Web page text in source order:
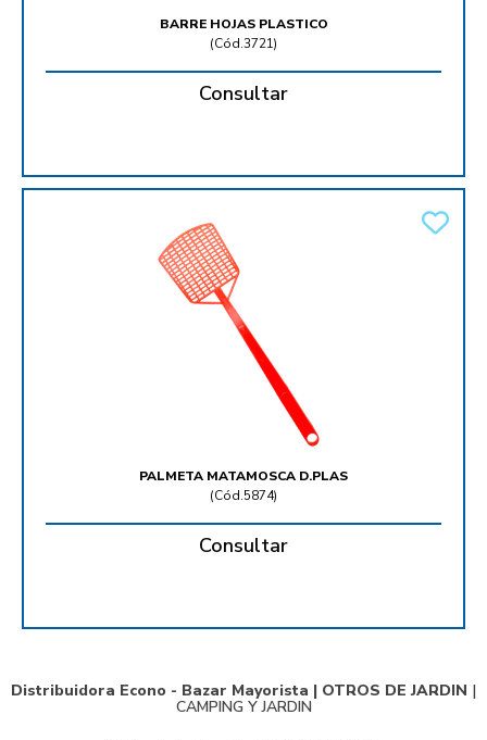
BARRE HOJAS PLASTICO
(Cód.3721)
Consultar
PALMETA MATAMOSCA D.PLAS
(Cód.5874)
Consultar
Distribuidora Econo - Bazar Mayorista | OTROS DE JARDIN |
CAMPING Y JARDIN